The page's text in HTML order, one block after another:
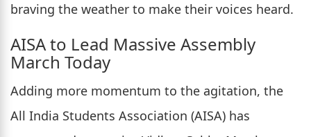
braving the weather to make their voices heard.
AISA to Lead Massive Assembly
March Today
Adding more momentum to the agitation, the
All India Students Association (AISA) has